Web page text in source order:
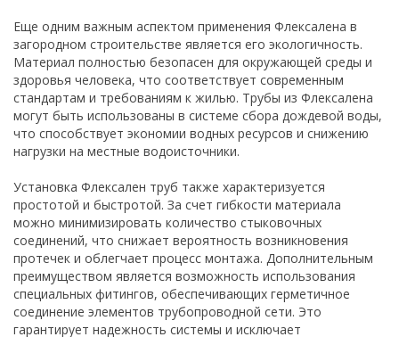
Еще одним важным аспектом применения Флексалена в
загородном строительстве является его экологичность.
Материал полностью безопасен для окружающей среды и
здоровья человека, что соответствует современным
стандартам и требованиям к жилью. Трубы из Флексалена
могут быть использованы в системе сбора дождевой воды,
что способствует экономии водных ресурсов и снижению
нагрузки на местные водоисточники.
Установка Флексален труб также характеризуется
простотой и быстротой. За счет гибкости материала
можно минимизировать количество стыковочных
соединений, что снижает вероятность возникновения
протечек и облегчает процесс монтажа. Дополнительным
преимуществом является возможность использования
специальных фитингов, обеспечивающих герметичное
соединение элементов трубопроводной сети. Это
гарантирует надежность системы и исключает